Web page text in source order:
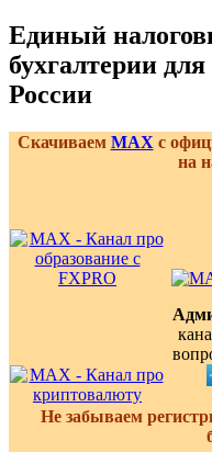
Единый
бухгалтерии
России
Скачиваем MAX с
на
Не забываем